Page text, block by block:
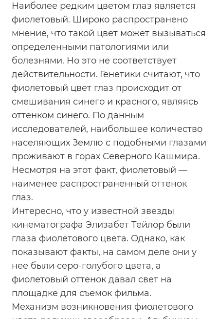
Наиболее редким цветом глаз является
фиолетовый. Широко распространено
мнение, что такой цвет может вызываться
определенными патологиями или
болезнями. Но это не соответствует
действительности. Генетики считают, что
фиолетовый цвет глаз происходит от
смешивания синего и красного, являясь
оттенком синего. По данным
исследователей, наибольшее количество
населяющих Землю с подобными глазами
проживают в горах Северного Кашмира.
Несмотря на этот факт, фиолетовый —
наименее распространенный оттенок
глаз.
Интересно, что у известной звезды
кинематографа Элизабет Тейлор были
глаза фиолетового цвета. Однако, как
показывают факты, на самом деле они у
нее были серо-голубого цвета, а
фиолетовый оттенок давал свет на
площадке для съемок фильма.
Механизм возникновения фиолетового